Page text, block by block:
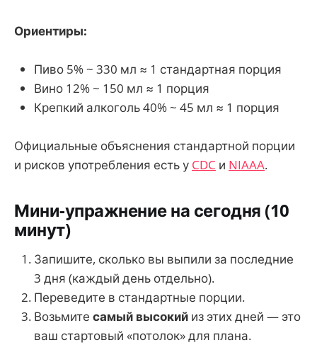
Ориентиры:
Пиво 5% ~ 330 мл ≈ 1 стандартная порция
Вино 12% ~ 150 мл ≈ 1 порция
Крепкий алкоголь 40% ~ 45 мл ≈ 1 порция
Официальные объяснения стандартной порции
и рисков употребления есть у CDC и NIAAA.
Мини-упражнение на сегодня (10
минут)
Запишите, сколько вы выпили за последние
3 дня (каждый день отдельно).
Переведите в стандартные порции.
Возьмите самый высокий из этих дней — это
ваш стартовый «потолок» для плана.